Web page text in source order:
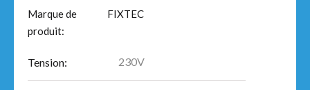
Marque de
produit:
FIXTEC
Tension: 230V